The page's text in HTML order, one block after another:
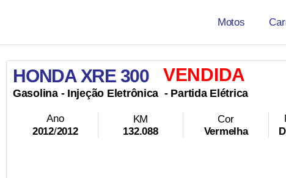
Motos
HONDA XRE 300VENDIDA
Gasolina- Injeção Eletrônica - Partida Elétrica
Ano
2012/2012
KM
132.088
Cor
Vermelha